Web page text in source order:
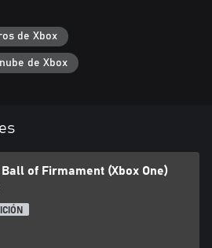
de Xbox
de Xbox
of Firmament (Xbox One)